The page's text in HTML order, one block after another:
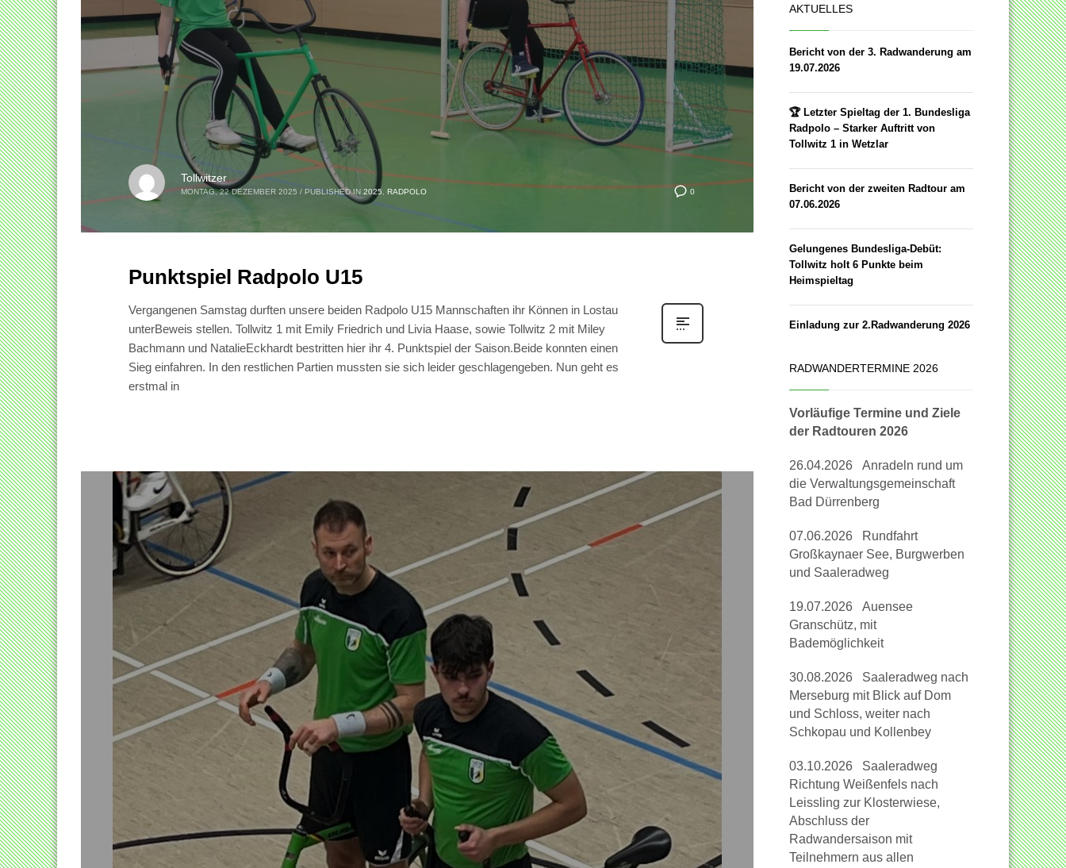
0
Tollwitzer
MONTAG, 22 DEZEMBER 2025 / PUBLISHED IN 2025 RADPOLO
Punktspiel Radpolo U15
Vergangenen Samstag durften unsere beiden Radpolo U15 Mannschaften ihr Können in Lostau
unterBeweis stellen. Tollwitz 1 mit Emily Friedrich und Livia Haase, sowie Tollwitz 2 mit Miley
Bachmann und NatalieEckhardt bestritten hier ihr 4. Punktspiel der Saison.Beide konnten einen
Sieg einfahren. In den restlichen Partien mussten sie sich leider geschlagengeben. Nun geht es
erstmal in
AKTUELLES
Bericht von der 3. Radwanderung am
19.07.2026
🏆 Letzter Spieltag der 1. Bundesliga
Radpolo – Starker Auftritt von
Tollwitz 1 in Wetzlar
Bericht von der zweiten Radtour am
07.06.2026
Gelungenes Bundesliga-Debüt:
Tollwitz holt 6 Punkte beim
Heimspieltag
Einladung zur 2.Radwanderung 2026
RADWANDERTERMINE 2026
Vorläufige Termine und Ziele
der Radtouren 2026
26.04.2026 Anradeln rund um
die Verwaltungsgemeinschaft
Bad Dürrenberg
07.06.2026 Rundfahrt
Großkaynaer See, Burgwerben
und Saaleradweg
19.07.2026 Auensee
Granschütz, mit
Bademöglichkeit
30.08.2026 Saaleradweg nach
Merseburg mit Blick auf Dom
und Schloss, weiter nach
Schkopau und Kollenbey
03.10.2026 Saaleradweg
Richtung Weißenfels nach
Leissling zur Klosterwiese,
Abschluss der
Radwandersaison mit
Teilnehmern aus allen